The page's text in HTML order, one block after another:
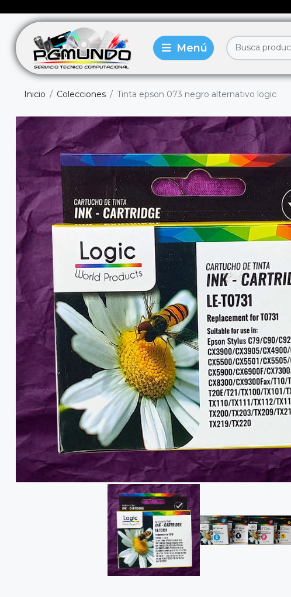
Inicio Colecciones Tinta epson 073 negro alternativo logic